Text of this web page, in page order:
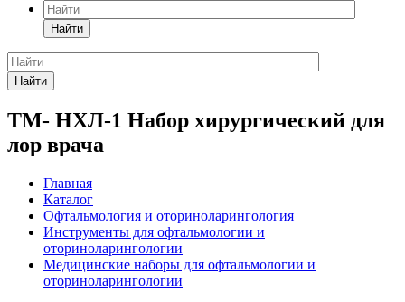
Найти
Найти
ТМ- НХЛ-1 Набор хирургический для
лор врача
Главная
Каталог
Офтальмология и оториноларингология
Инструменты для офтальмологии и
оториноларингологии
Медицинские наборы для офтальмологии и
оториноларингологии